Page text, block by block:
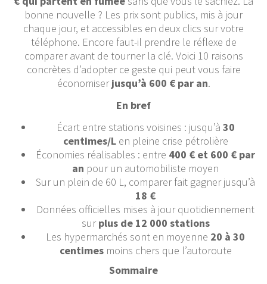
bonne nouvelle ? Les prix sont publics, mis à jour
chaque jour, et accessibles en deux clics sur votre
téléphone. Encore faut-il prendre le réflexe de
comparer avant de tourner la clé. Voici 10 raisons
concrètes d’adopter ce geste qui peut vous faire
économiserjusqu’à 600 € par an.
En bref
Écart entre stations voisines : jusqu’à 30
centimes/Len pleine crise pétrolière
Économies réalisables : entre 400 € et 600 € par
an pour un automobiliste moyen
Sur un plein de 60 L, comparer fait gagner jusqu’à
18 €
Données officielles mises à jour quotidiennement
surplus de 12 000 stations
Les hypermarchés sont en moyenne 20 à 30
centimesmoins chers que l’autoroute
Sommaire